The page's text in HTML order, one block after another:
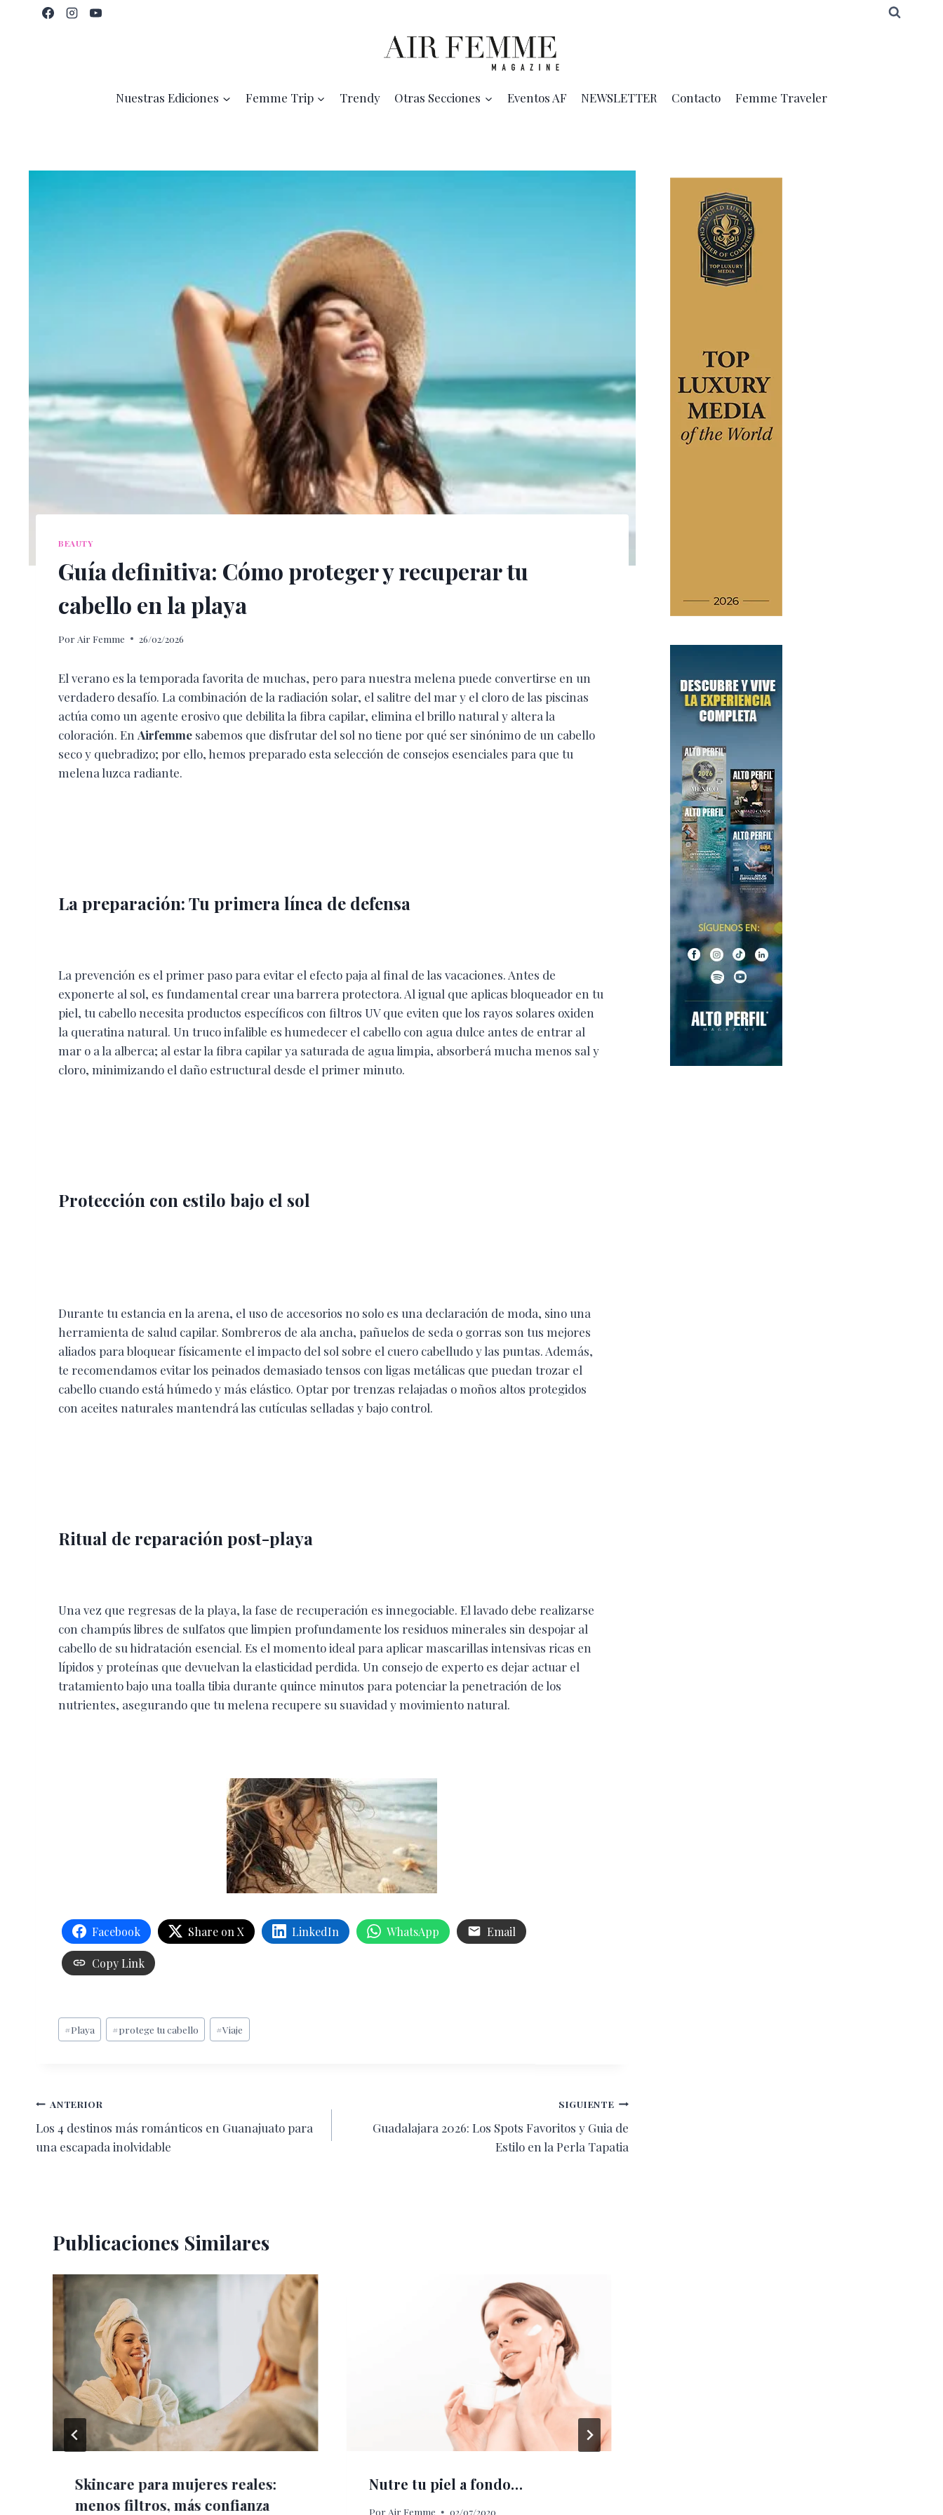
Nuestras Ediciones Femme Trip Trendy Otras Secciones Eventos AF NEWSLETTER Contacto Femme Traveler
BEAUTY
Guía definitiva: Cómo proteger y recuperar tu
cabello en la playa
Por Air Femme 26/02/2026
El verano es la temporada favorita de muchas, pero para nuestra melena puede convertirse en un
verdadero desafío. La combinación de la radiación solar, el salitre del mar y el cloro de las piscinas
actúa como un agente erosivo que debilita la fibra capilar, elimina el brillo natural y altera la
coloración. En Airfemme sabemos que disfrutar del sol no tiene por qué ser sinónimo de un cabello
seco y quebradizo; por ello, hemos preparado esta selección de consejos esenciales para que tu
melena luzca radiante.
La preparación: Tu primera línea de defensa
La prevención es el primer paso para evitar el efecto paja al final de las vacaciones. Antes de
exponerte al sol, es fundamental crear una barrera protectora. Al igual que aplicas bloqueador en tu
piel, tu cabello necesita productos específicos con filtros UV que eviten que los rayos solares oxiden
la queratina natural. Un truco infalible es humedecer el cabello con agua dulce antes de entrar al
mar o a la alberca; al estar la fibra capilar ya saturada de agua limpia, absorberá mucha menos sal y
cloro, minimizando el daño estructural desde el primer minuto.
Protección con estilo bajo el sol
Durante tu estancia en la arena, el uso de accesorios no solo es una declaración de moda, sino una
herramienta de salud capilar. Sombreros de ala ancha, pañuelos de seda o gorras son tus mejores
aliados para bloquear físicamente el impacto del sol sobre el cuero cabelludo y las puntas. Además,
te recomendamos evitar los peinados demasiado tensos con ligas metálicas que puedan trozar el
cabello cuando está húmedo y más elástico. Optar por trenzas relajadas o moños altos protegidos
con aceites naturales mantendrá las cutículas selladas y bajo control.
Ritual de reparación post-playa
Una vez que regresas de la playa, la fase de recuperación es innegociable. El lavado debe realizarse
con champús libres de sulfatos que limpien profundamente los residuos minerales sin despojar al
cabello de su hidratación esencial. Es el momento ideal para aplicar mascarillas intensivas ricas en
lípidos y proteínas que devuelvan la elasticidad perdida. Un consejo de experto es dejar actuar el
tratamiento bajo una toalla tibia durante quince minutos para potenciar la penetración de los
nutrientes, asegurando que tu melena recupere su suavidad y movimiento natural.
Facebook Share on X LinkedIn WhatsApp Email
Copy Link
Etiquetas
de
#Playa #protege tu cabello #Viaje
Navegación
de
ANTERIOR
Los 4 destinos más románticos en Guanajuato para
una escapada inolvidable
SIGUIENTE
Guadalajara 2026: Los Spots Favoritos y Guia de
Estilo en la Perla Tapatia
Publicaciones Similares
Skincare para mujeres reales:
menos filtros, más confianza
Nutre tu piel a fondo…
Por Air Femme 02/07/2020